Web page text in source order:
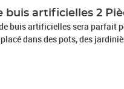
buis artificielles 2
buis artificielles sera parfait
dans des pots, des
également décorer la
la plante artificielle